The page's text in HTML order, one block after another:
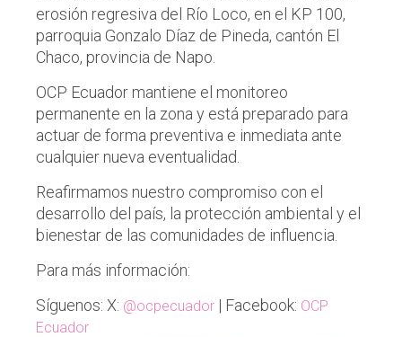
erosión regresiva del Río Loco, en el KP 100,
parroquia Gonzalo Díaz de Pineda, cantón El
Chaco, provincia de Napo.
OCP Ecuador mantiene el monitoreo
permanente en la zona y está preparado para
actuar de forma preventiva e inmediata ante
cualquier nueva eventualidad.
Reafirmamos nuestro compromiso con el
desarrollo del país, la protección ambiental y el
bienestar de las comunidades de influencia.
Para más información:
Síguenos: X: @ocpecuador | Facebook: OCP
Ecuador